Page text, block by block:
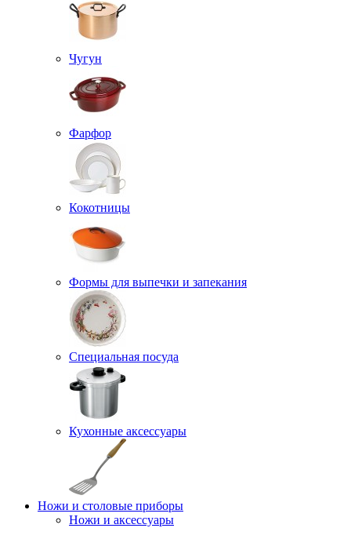
Чугун
Фарфор
Кокотницы
Формы для выпечки и запекания
Специальная посуда
Кухонные аксессуары
Ножи и столовые приборы
Ножи и аксессуары